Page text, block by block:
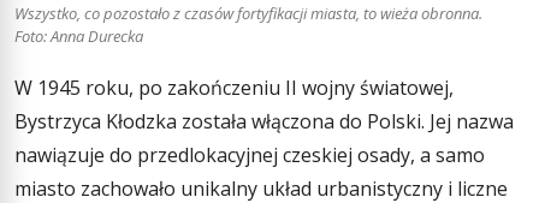
Wszystko, co pozostało z czasów fortyfikacji miasta, to wieża obronna.
Foto: Anna Durecka
W 1945 roku, po zakończeniu II wojny światowej,
Bystrzyca Kłodzka została włączona do Polski. Jej nazwa
nawiązuje do przedlokacyjnej czeskiej osady, a samo
miasto zachowało unikalny układ urbanistyczny i liczne